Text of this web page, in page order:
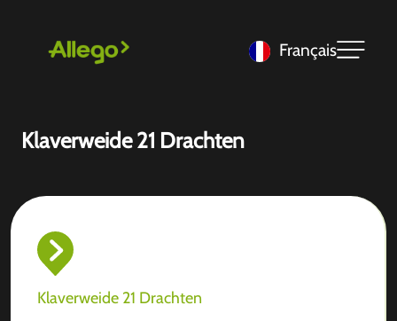
Français
Klaverweide 21 Drachten
Klaverweide 21 Drachten